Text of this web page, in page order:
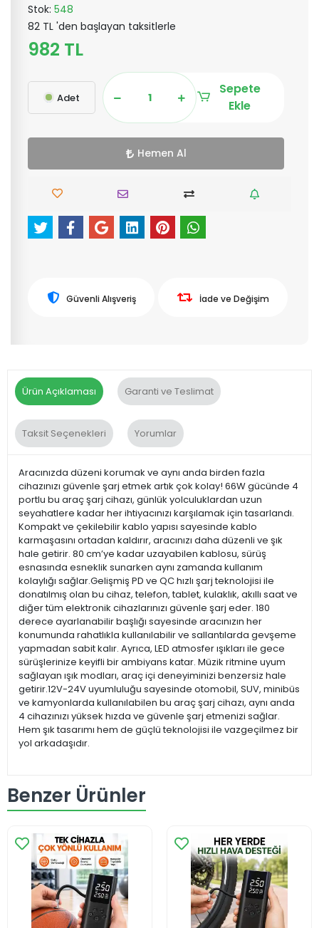
Stok: 548
82 TL 'den başlayan taksitlerle
982 TL
Adet
Sepete
Ekle
Hemen Al
Güvenli Alışveriş İade ve Değişim
Ürün Açıklaması Garanti ve Teslimat
Taksit Seçenekleri Yorumlar
Aracınızda düzeni korumak ve aynı anda birden fazla
cihazınızı güvenle şarj etmek artık çok kolay! 66W gücünde 4
portlu bu araç şarj cihazı, günlük yolculuklardan uzun
seyahatlere kadar her ihtiyacınızı karşılamak için tasarlandı.
Kompakt ve çekilebilir kablo yapısı sayesinde kablo
karmaşasını ortadan kaldırır, aracınızı daha düzenli ve şık
hale getirir. 80 cm’ye kadar uzayabilen kablosu, sürüş
esnasında esneklik sunarken aynı zamanda kullanım
kolaylığı sağlar.Gelişmiş PD ve QC hızlı şarj teknolojisi ile
donatılmış olan bu cihaz, telefon, tablet, kulaklık, akıllı saat ve
diğer tüm elektronik cihazlarınızı güvenle şarj eder. 180
derece ayarlanabilir başlığı sayesinde aracınızın her
konumunda rahatlıkla kullanılabilir ve sallantılarda gevşeme
yapmadan sabit kalır. Ayrıca, LED atmosfer ışıkları ile gece
sürüşlerinize keyifli bir ambiyans katar. Müzik ritmine uyum
sağlayan ışık modları, araç içi deneyiminizi benzersiz hale
getirir.12V-24V uyumluluğu sayesinde otomobil, SUV, minibüs
ve kamyonlarda kullanılabilen bu araç şarj cihazı, aynı anda
4 cihazınızı yüksek hızda ve güvenle şarj etmenizi sağlar.
Hem şık tasarımı hem de güçlü teknolojisi ile vazgeçilmez bir
yol arkadaşıdır.
Benzer Ürünler